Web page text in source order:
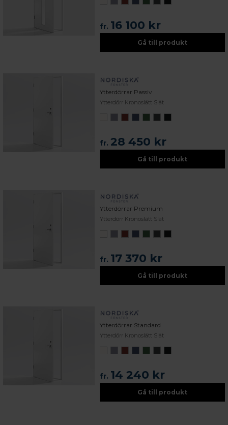
fr. 16 100 kr
Gå till produkt
Ytterdörrar Passiv
Ytterdörr Kronoslätt Slät
fr. 28 450 kr
Gå till produkt
Ytterdörrar Premium
Ytterdörr Kronoslätt Slät
fr. 17 370 kr
Gå till produkt
Ytterdörrar Standard
Ytterdörr Kronoslätt Slät
fr. 14 240 kr
Gå till produkt